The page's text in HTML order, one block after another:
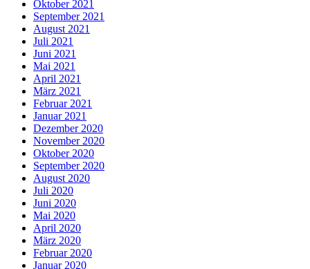
Oktober 2021
September 2021
August 2021
Juli 2021
Juni 2021
Mai 2021
April 2021
März 2021
Februar 2021
Januar 2021
Dezember 2020
November 2020
Oktober 2020
September 2020
August 2020
Juli 2020
Juni 2020
Mai 2020
April 2020
März 2020
Februar 2020
Januar 2020